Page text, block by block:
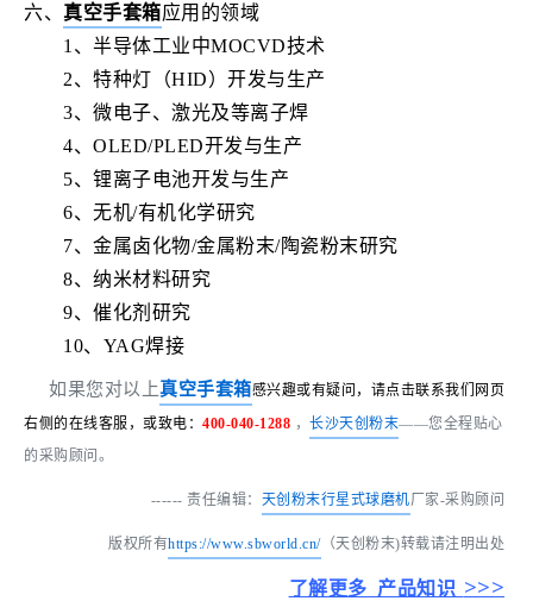
六、 真空手套箱应用的领域
1、半导体工业中MOCVD技术
2、特种灯（HID）开发与生产
3、微电子、激光及等离子焊
4、OLED/PLED开发与生产
5、锂离子电池开发与生产
6、无机/有机化学研究
7、金属卤化物/金属粉末/陶瓷粉末研究
8、纳米材料研究
9、催化剂研究
10、YAG焊接
如果您对以上真空手套箱感兴趣或有疑问，请点击联系我们网页
右侧的在线客服，或致电：400-040-1288 ，长沙天创粉末——您全程贴心
的采购顾问。
------ 责任编辑： 天创粉末行星式球磨机厂家-采购顾问
版权所有https://www.sbworld.cn/（天创粉末)转载请注明出处
了解更多 产品知识 >>>